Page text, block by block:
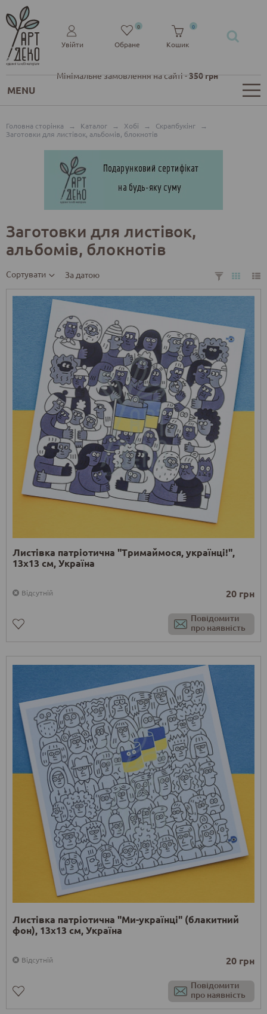
Мінімальне замовлення на сайті -350 грн
Увійти Обране
0
Кошик
0
MENU
Головна сторінка → Каталог → Хобі → Скрапбукінг
→
Заготовки для листівок, альбомів, блокнотів
Заготовки для листівок,
альбомів, блокнотів
Сортувати За датою
Листівка патріотична "Тримаймося, українці!",
13х13 см, Україна
Відсутній 20 грн
Повідомити
про наявність
Листівка патріотична "Ми-українці" (блакитний
фон), 13х13 см, Україна
Відсутній 20 грн
Повідомити
про наявність